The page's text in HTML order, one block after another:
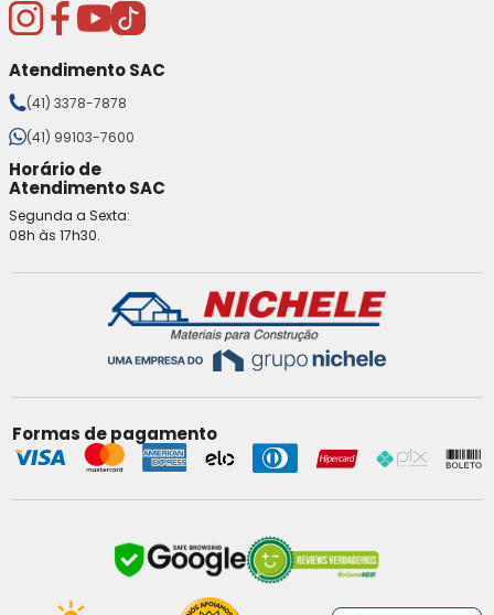
Atendimento SAC
(41) 3378-7878
(41) 99103-7600
Horário de
Atendimento SAC
Segunda a Sexta:
08h às 17h30.
Formas de pagamento